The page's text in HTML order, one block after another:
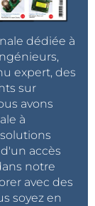
dédiée à
expert, des
sur
avons
à
accès
notre
avec des
soyez en